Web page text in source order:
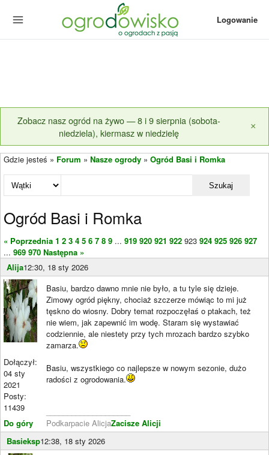
Logowanie
Zobacz nasz ogród na żywo — 8 i 9 sierpnia (sobota-
niedziela), kiermasz w niedzielę
×
Gdzie jesteś » Forum » Nasze ogrody » Ogród Basi i Romka
Szukaj
Ogród Basi i Romka
« Poprzednia 1 2 3 4 5 6 7 8 9 ... 919 920 921 922 923 924 925 926 927
... 969 970 Następna »
Alija12:30, 18 sty 2026
Dołączył:
04 sty
2021
Posty:
11439
Do góry
Basiu, bardzo dawno mnie nie było, a tu tyle się dzieje.
Zimowy ogród piękny, chociaż szczerze mówiąc to mi już
tęskno do wiosny. Dobry temat rozpoczęłaś o ptakach, też
nie wiem, jak zapewnić im wodę. Staram się wystawiać
codziennie, ale niestety przy tych mrozach bardzo szybko
zamarza.
Basiu, wszystkiego co najlepsze w nowym sezonie, dużo
radości z ogrodowania.
Podkarpacie AlicjaZacisze Alicji
Basieksp12:38, 18 sty 2026